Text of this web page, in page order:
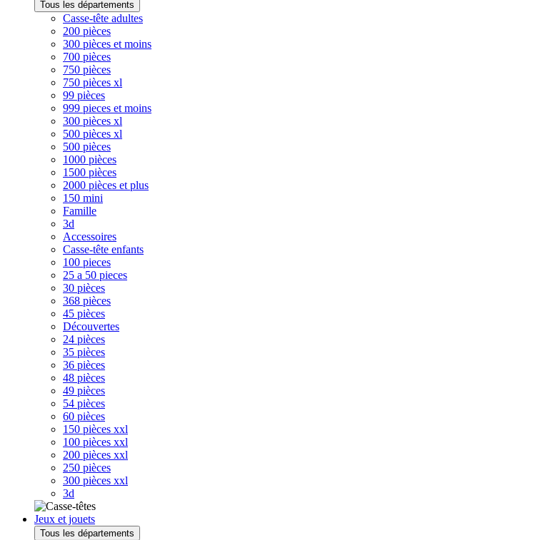
Tous les départements
Casse-tête adultes
200 pièces
300 pièces et moins
700 pièces
750 pièces
750 pièces xl
99 pièces
999 pieces et moins
300 pièces xl
500 pièces xl
500 pièces
1000 pièces
1500 pièces
2000 pièces et plus
150 mini
Famille
3d
Accessoires
Casse-tête enfants
100 pieces
25 a 50 pieces
30 pièces
368 pièces
45 pièces
Découvertes
24 pièces
35 pièces
36 pièces
48 pièces
49 pièces
54 pièces
60 pièces
150 pièces xxl
100 pièces xxl
200 pièces xxl
250 pièces
300 pièces xxl
3d
Jeux et jouets
Tous les départements